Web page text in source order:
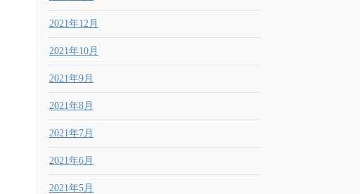
2021年12月
2021年10月
2021年9月
2021年8月
2021年7月
2021年6月
2021年5月